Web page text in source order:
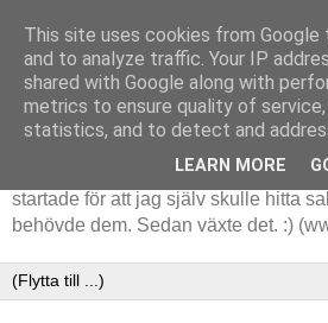
Tips och tankar kring de saker jag
startade för att jag själv skulle hitta
behövde dem. Sedan växte det. :)
This site uses cookies from
and to analyze traffic. Your IP
shared with Google along with
metrics to ensure quality of
statistics, and to detect and
LEARN MORE